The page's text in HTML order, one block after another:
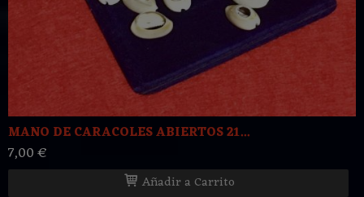
MANO DE CARACOLES ABIERTOS 21...
7,00 €
Añadir a Carrito